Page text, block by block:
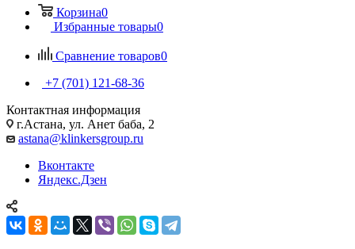
Корзина0
Избранные товары0
Сравнение товаров0
+7 (701) 121-68-36
Контактная информация
г.Астана, ул. Анет баба, 2
astana@klinkersgroup.ru
Вконтакте
Яндекс.Дзен